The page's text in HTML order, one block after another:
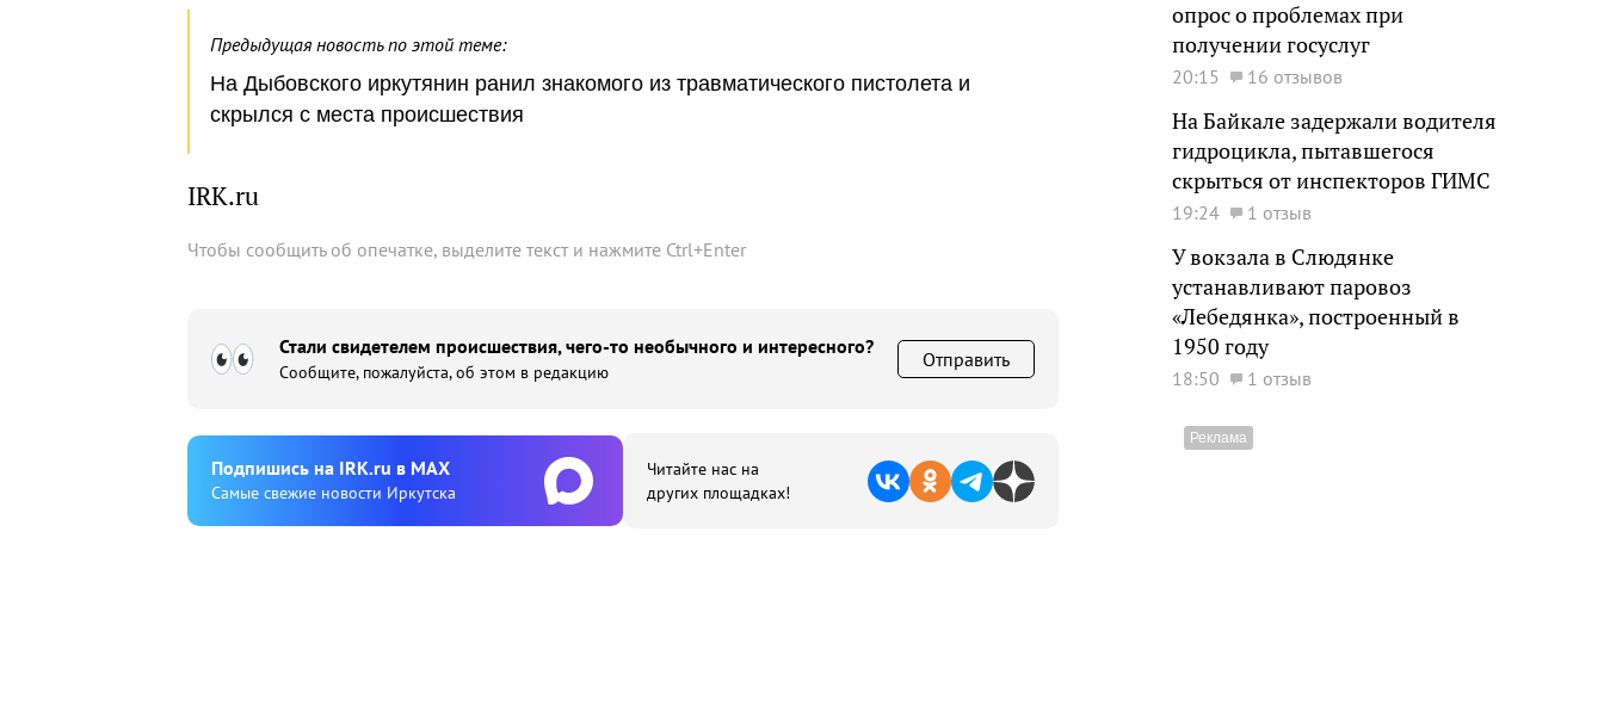
Предыдущая новость по этой теме:
На Дыбовского иркутянин ранил знакомого из травматического пистолета и
скрылся с места происшествия
IRK.ru
Чтобы сообщить об опечатке, выделите текст и нажмите Ctrl+Enter
Стали свидетелем происшествия, чего-то необычного и интересного?
Сообщите, пожалуйста, об этом в редакцию
Отправить
Подпишиcь на IRK.ru в MAX
Cамые свежие новости Иркутска
Читайте нас на
других площадках!
опрос о проблемах при
получении госуслуг
20:15 16 отзывов
На Байкале задержали водителя
гидроцикла, пытавшегося
скрыться от инспекторов ГИМС
19:24 1 отзыв
У вокзала в Слюдянке
устанавливают паровоз
«Лебедянка», построенный в
1950 году
18:50 1 отзыв